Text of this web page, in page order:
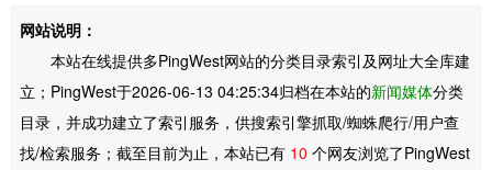
网站说明：
本站在线提供多PingWest网站的分类目录索引及网址大全库建
立；PingWest于2026-06-13 04:25:34归档在本站的新闻媒体分类
目录，并成功建立了索引服务，供搜索引擎抓取/蜘蛛爬行/用户查
找/检索服务；截至目前为止，本站已有 10 个网友浏览了PingWest